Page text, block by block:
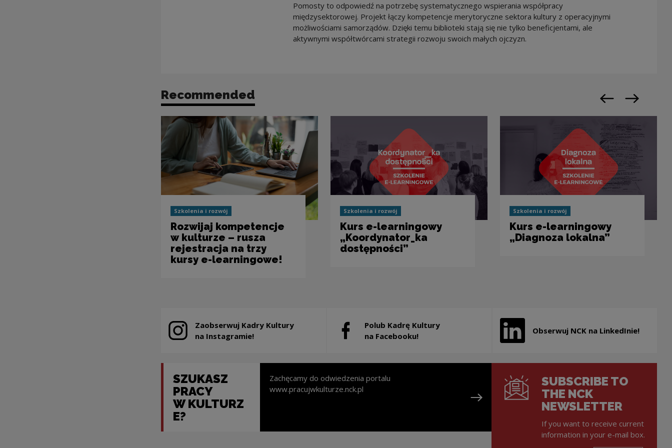
Pomosty to odpowiedź na potrzebę systematycznego wspierania współpracy
międzysektorowej. Projekt łączy kompetencje merytoryczne sektora kultury z operacyjnymi
możliwościami samorządów. Dzięki temu biblioteki stają się nie tylko beneficjentami, ale
aktywnymi współtwórcami strategii rozwoju swoich małych ojczyzn.
Recommended
Szkolenia i rozwój
Rozwijaj kompetencje
w kulturze – rusza
rejestracja na trzy
kursy e-learningowe!
Szkolenia i rozwój
Kurs e-learningowy
„Koordynator_ka
dostępności”
Szkolenia i rozwój
Kurs e-learningowy
„Diagnoza lokalna”
Previous slide
Next slide
Zaobserwuj Kadry Kultury
na Instagramie!
Note, the link will open in a new window
Polub Kadrę Kultury
na Facebooku!
Note, the link will open in a new window Obserwuj NCK na LinkedInie!
Note, the link will open in a new window
SZUKASZ
PRACY
W KULTURZ
E?
Zachęcamy do odwiedzenia portalu
www.pracujwkulturze.nck.pl
SUBSCRIBE TO
THE NCK
NEWSLETTER
If you want to receive current
information in your e-mail box.